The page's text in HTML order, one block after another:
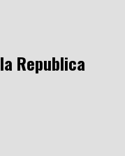
Republica